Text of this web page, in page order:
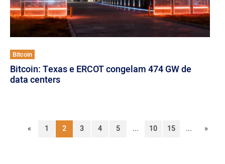
Bitcoin
Bitcoin: Texas e ERCOT congelam 474 GW de
data centers
« 1 2 3 4 5 ... 10 15 ... »